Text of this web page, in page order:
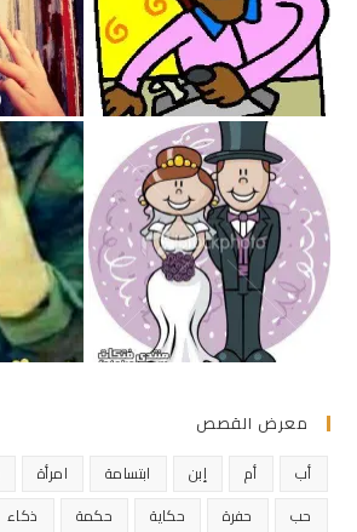
معرض القصص
أب أم إبن ابتسامة امرأة
حب
حفرة حكاية حكمة ذكاء